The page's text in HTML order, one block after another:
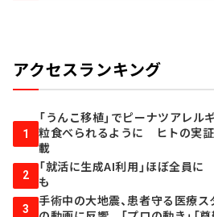
アクセスランキング
1
「うんこ移植」でピーナツアレル
粒食べられるように ヒトの実
載
2
「就活に生成AI利用」ほぼ全員
も
3
手術中の大地震、患者守る医療